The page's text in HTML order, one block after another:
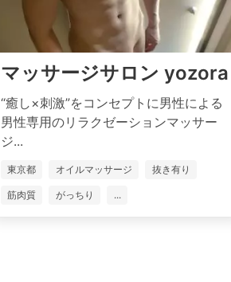
マッサージサロン yozora
“癒し×刺激”をコンセプトに男性による
男性専用のリラクゼーションマッサー
ジ...
東京都 オイルマッサージ 抜き有り
筋肉質 がっちり ...